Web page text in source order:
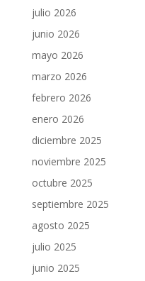
julio 2026
junio 2026
mayo 2026
marzo 2026
febrero 2026
enero 2026
diciembre 2025
noviembre 2025
octubre 2025
septiembre 2025
agosto 2025
julio 2025
junio 2025